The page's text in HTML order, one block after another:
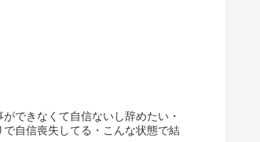
できなくて自信ないし辞めたい・
自信喪失してる・こんな状態で結